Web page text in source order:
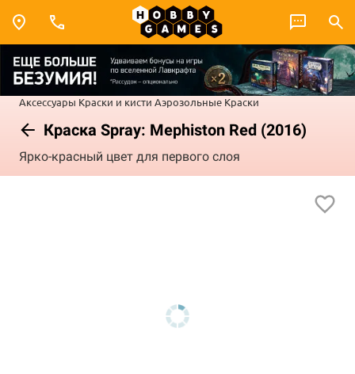
Аксессуары Краски и кисти Аэрозольные Краски
Краска Spray: Mephiston Red (2016)
Ярко-красный цвет для первого слоя